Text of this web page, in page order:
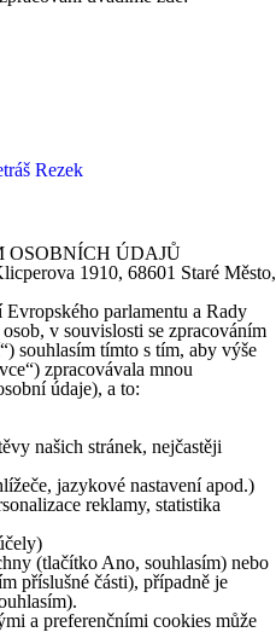
Rezek
OSOBNÍCH ÚDAJŮ
1910, 68601 Staré Město,
parlamentu a Rady
v souvislosti se zpracováním
souhlasím tímto s tím, aby výše
zpracovávala mnou
údaje), a to:
našich stránek, nejčastěji
jazykové nastavení apod.)
reklamy, statistika
(tlačítko Ano, souhlasím) nebo
příslušné části), případně je
a preferenčními cookies může